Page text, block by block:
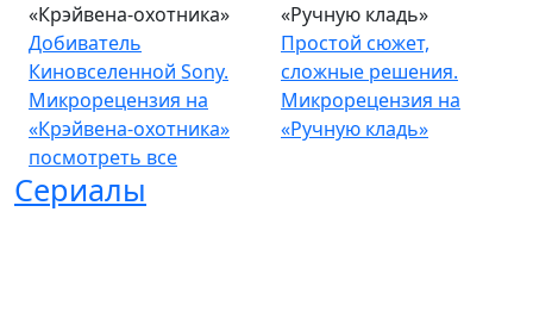
«Крэйвена-охотника»
Добиватель
Киновселенной Sony.
Микрорецензия на
«Крэйвена-охотника»
«Ручную кладь»
Простой сюжет,
сложные решения.
Микрорецензия на
«Ручную кладь»
посмотреть все
Сериалы